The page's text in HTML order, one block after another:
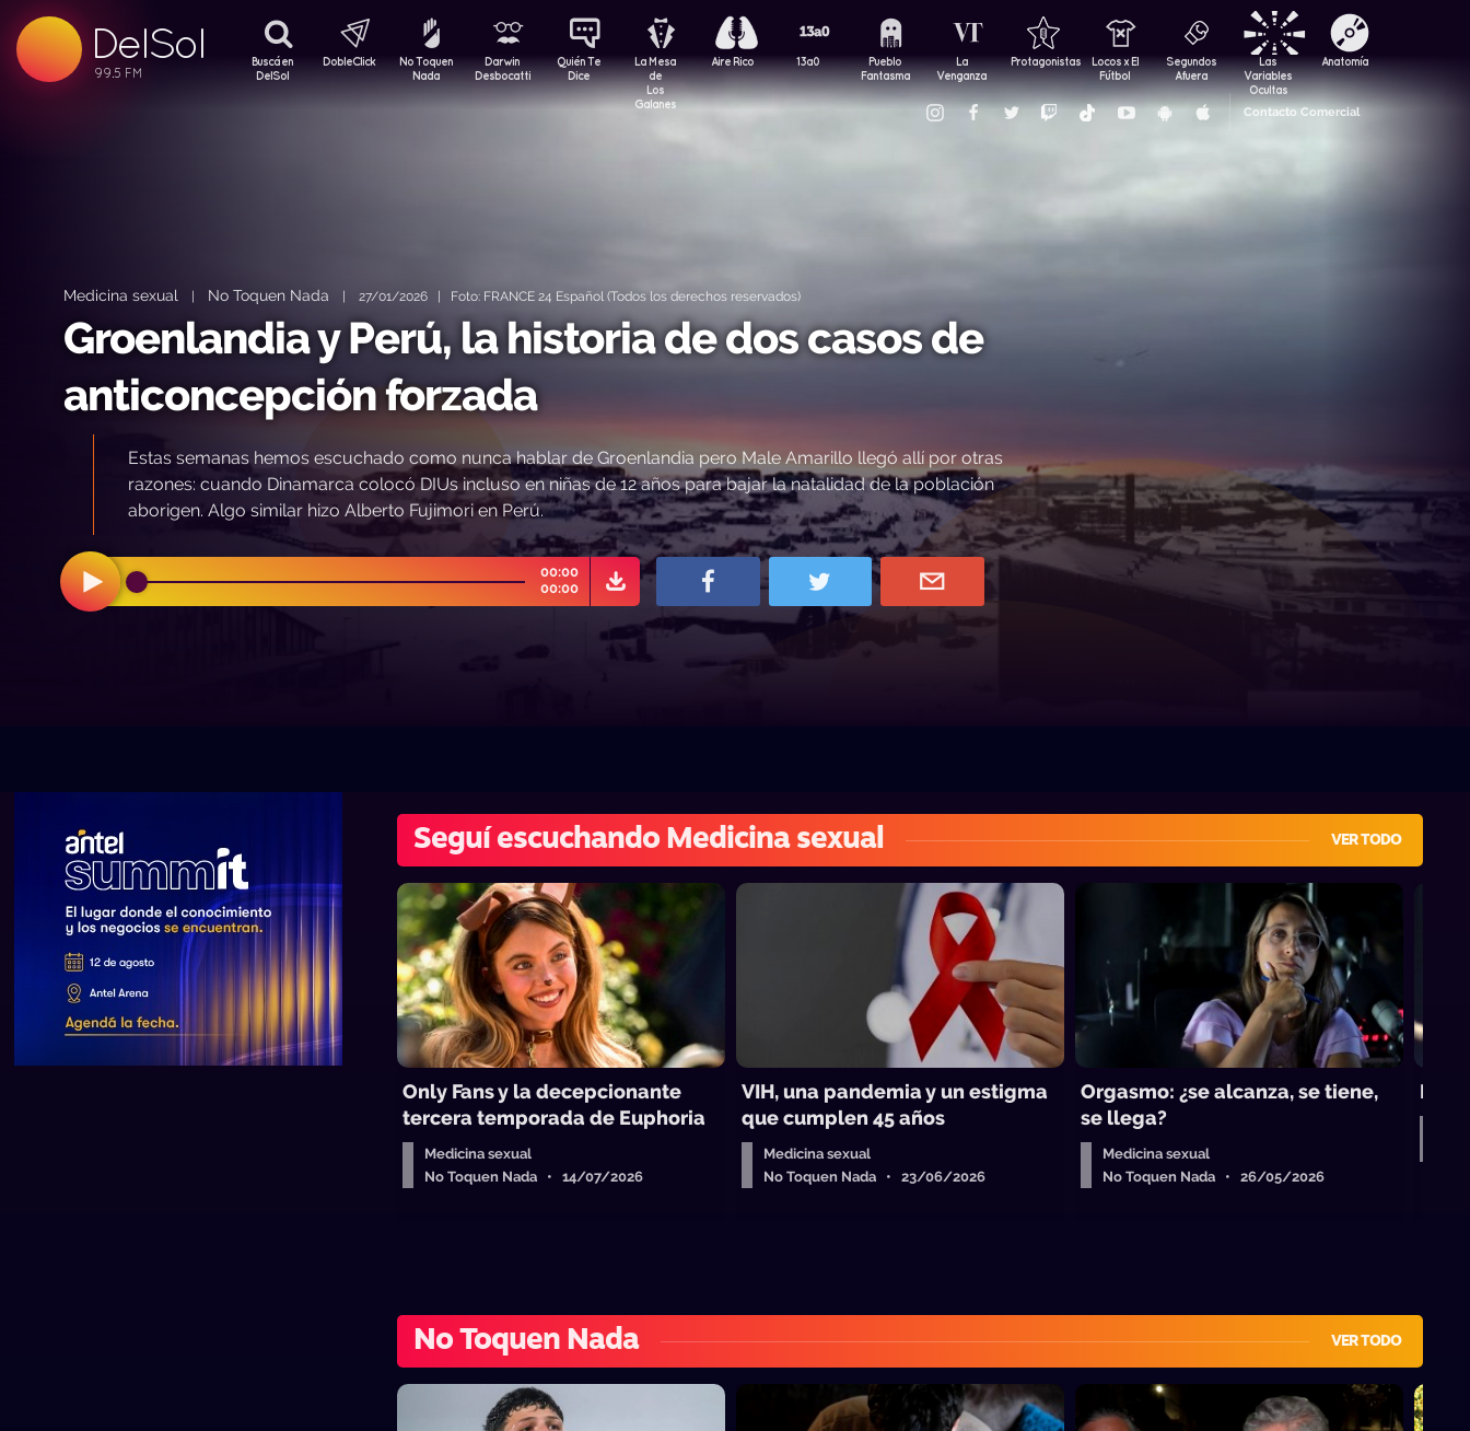
DelSol
99.5 FM
99.5 FM
99.5 FM
Buscá en
DelSol
DobleClick
No Toquen
Nada
Darwin
Desbocatti
Quién Te
Dice
La Mesa
de
Los
Galanes
Aire Rico 13a0
Pueblo
Fantasma
La
Venganza
Protagonistas
Locos x El
Fútbol
Segundos
Afuera
Las
Variables
Ocultas
Anatomía
Contacto Comercial
Medicina sexual | No Toquen Nada | 27/01/2026 | Foto: FRANCE 24 Español (Todos los derechos reservados)
Groenlandia y Perú, la historia de dos casos de
anticoncepción forzada
Estas semanas hemos escuchado como nunca hablar de Groenlandia pero Male Amarillo llegó allí por otras
razones: cuando Dinamarca colocó DIUs incluso en niñas de 12 años para bajar la natalidad de la población
aborigen. Algo similar hizo Alberto Fujimori en Perú.
00:00
00:00
Seguí escuchando Medicina sexual VER TODO
Only Fans y la decepcionante
tercera temporada de Euphoria
Medicina sexual
No Toquen Nada • 14/07/2026
VIH, una pandemia y un estigma
que cumplen 45 años
Medicina sexual
No Toquen Nada • 23/06/2026
Orgasmo: ¿se alcanza, se tiene,
se llega?
Medicina sexual
No Toquen Nada • 26/05/2026
La
No Toquen Nada VER TODO